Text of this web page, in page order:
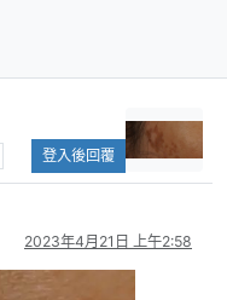
登入後回覆
2023年4月21日 上午2:58